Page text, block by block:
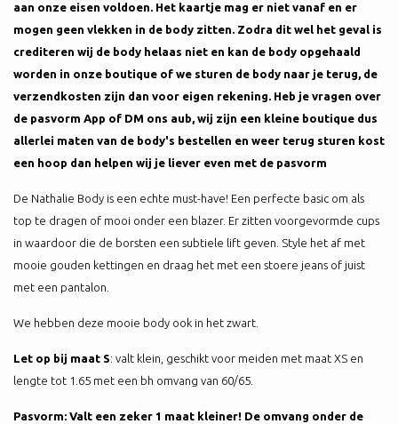
aan onze eisen voldoen. Het kaartje mag er niet vanaf en er
mogen geen vlekken in de body zitten. Zodra dit wel het geval is
crediteren wij de body helaas niet en kan de body opgehaald
worden in onze boutique of we sturen de body naar je terug, de
verzendkosten zijn dan voor eigen rekening. Heb je vragen over
de pasvorm App of DM ons aub, wij zijn een kleine boutique dus
allerlei maten van de body's bestellen en weer terug sturen kost
een hoop dan helpen wij je liever even met de pasvorm
De Nathalie Body is een echte must-have! Een perfecte basic om als
top te dragen of mooi onder een blazer. Er zitten voorgevormde cups
in waardoor die de borsten een subtiele lift geven. Style het af met
mooie gouden kettingen en draag het met een stoere jeans of juist
met een pantalon.
We hebben deze mooie body ook in het zwart.
Let op bij maat S: valt klein, geschikt voor meiden met maat XS en
lengte tot 1.65 met een bh omvang van 60/65.
Pasvorm: Valt een zeker 1 maat kleiner! De omvang onder de